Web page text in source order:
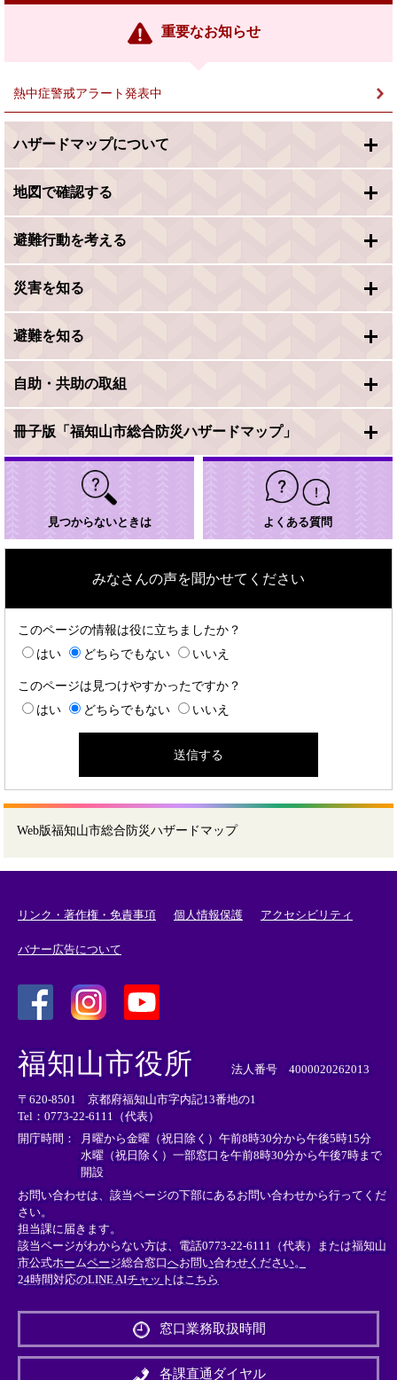
リ
重要なお知らせ
熱中症警戒アラート発表中
ハザードマップについて
地図で確認する
避難行動を考える
災害を知る
避難を知る
自助・共助の取組
冊子版「福知山市総合防災ハザードマップ」
見つからないときは よくある質問
みなさんの声を聞かせてください
このページの情報は役に立ちましたか？
はい
どちらでもない いいえ
このページは見つけやすかったですか？
はい
どちらでもない いいえ
Web版福知山市総合防災ハザードマップ
リンク・著作権・免責事項 個人情報保護 アクセシビリティ
バナー広告について
外
部
リ
ン
ク
＞
外
リ
ン
ク
＞
外
部
ン
ク
＞
福知山市役所 法人番号 4000020262013
〒620-8501 京都府福知山市字内記13番地の1
Tel：0773-22-6111（代表）
開庁時間：
月曜から金曜（祝日除く）午前8時30分から午後5時15分
水曜（祝日除く）一部窓口を午前8時30分から午後7時まで
開設
お問い合わせは、該当ページの下部にあるお問い合わせから行ってくだ
さい。
担当課に届きます。
該当ページがわからない方は、電話0773-22-6111（代表）または福知山
市公式ホームページ総合窓口へお問い合わせください。
24時間対応のLINE AIチャットはこちら
外
リ
窓口業務取扱時間
各課直通ダイヤル